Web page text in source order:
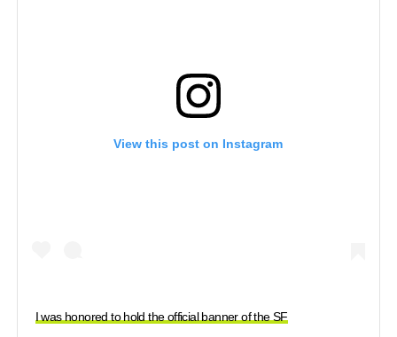
View this post on Instagram
I was honored to hold the official banner of the SF